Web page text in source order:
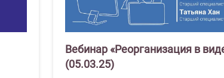
Вебинар «Реорганизация в
(05.03.25)